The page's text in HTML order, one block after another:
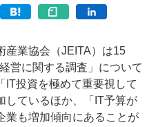
業協会（JEITA）は15
営に関する調査」について
IT投資を極めて重要視して
しているほか、「IT予算が
業も増加傾向にあることが